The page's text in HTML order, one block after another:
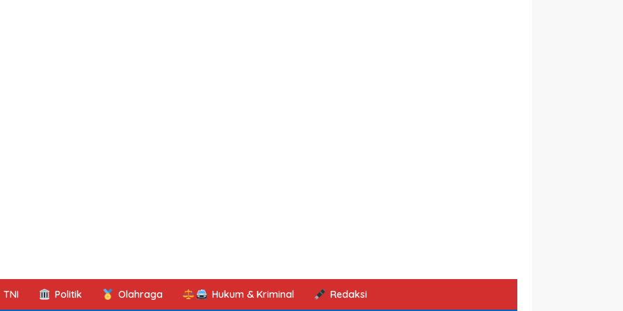
TNI Politik Olahraga Hukum & Kriminal Redaksi